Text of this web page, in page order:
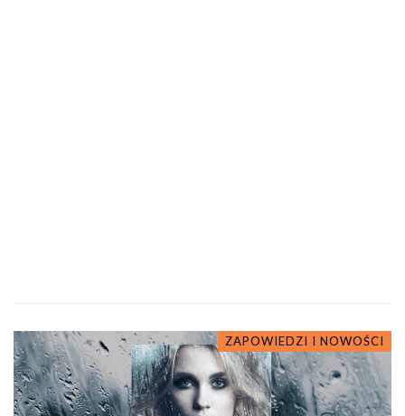
ZAPOWIEDZI I NOWOŚCI